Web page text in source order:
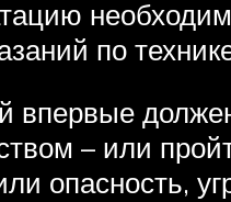
по
– или
опасность,